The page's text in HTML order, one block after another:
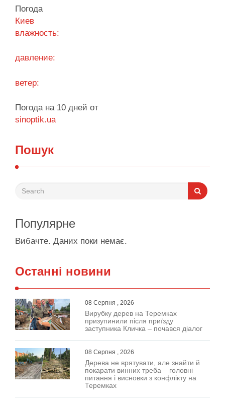
старту опалювального сезону …
Погода
Киев
влажность:
давление:
ветер:
Погода на 10 дней от
sinoptik.ua
Пошук
Популярне
Вибачте. Даних поки немає.
Останні новини
08 Серпня , 2026
Вирубку дерев на Теремках
призупинили після приїзду
заступника Кличка – почався діалог
08 Серпня , 2026
Дерева не врятувати, але знайти й
покарати винних треба – головні
питання і висновки з конфлікту на
Теремках